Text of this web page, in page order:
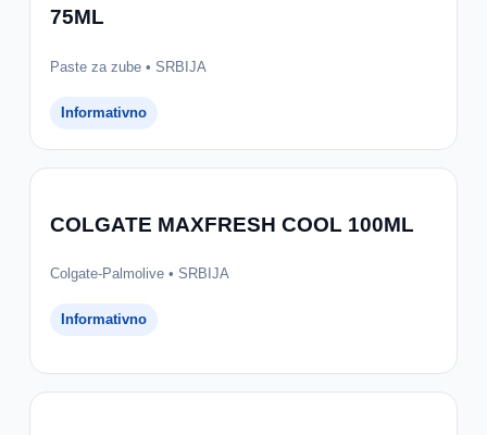
75ML
Paste za zube • SRBIJA
Informativno
COLGATE MAXFRESH COOL 100ML
Colgate-Palmolive • SRBIJA
Informativno